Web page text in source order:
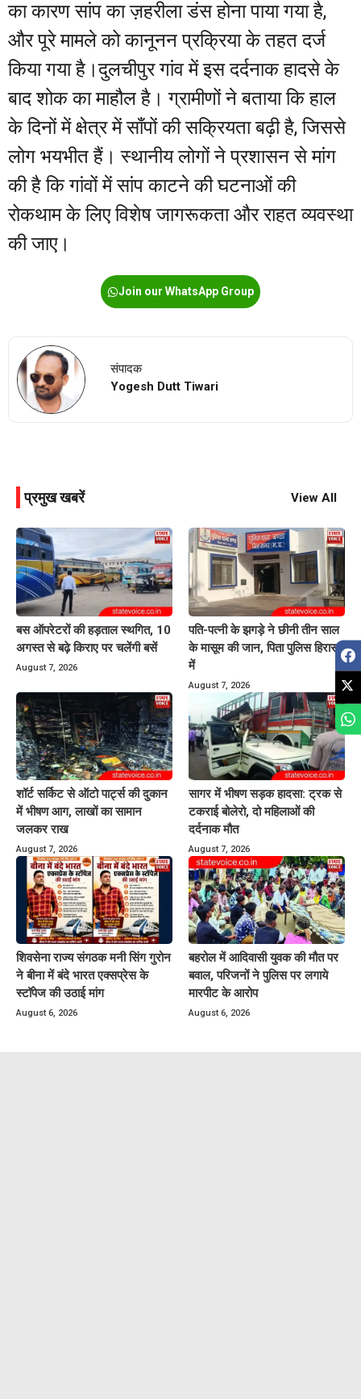
का कारण सांप का ज़हरीला डंस होना पाया गया है,
और पूरे मामले को कानूनन प्रक्रिया के तहत दर्ज
किया गया है।दुलचीपुर गांव में इस दर्दनाक हादसे के
बाद शोक का माहौल है। ग्रामीणों ने बताया कि हाल
के दिनों में क्षेत्र में साँपों की सक्रियता बढ़ी है, जिससे
लोग भयभीत हैं। स्थानीय लोगों ने प्रशासन से मांग
की है कि गांवों में सांप काटने की घटनाओं की
रोकथाम के लिए विशेष जागरूकता और राहत व्यवस्था
की जाए।
Join our WhatsApp Group
संपादक
Yogesh Dutt Tiwari
प्रमुख खबरें View All
बस ऑपरेटरों की हड़ताल स्थगित, 10
अगस्त से बढ़े किराए पर चलेंगी बसें
August 7, 2026
पति-पत्नी के झगड़े ने छीनी तीन साल
के मासूम की जान, पिता पुलिस हिरासत
में
August 7, 2026
शॉर्ट सर्किट से ऑटो पार्ट्स की दुकान
में भीषण आग, लाखों का सामान
जलकर राख
August 7, 2026
सागर में भीषण सड़क हादसा: ट्रक से
टकराई बोलेरो, दो महिलाओं की
दर्दनाक मौत
August 7, 2026
शिवसेना राज्य संगठक मनी सिंग गुरोन
ने बीना में बंदे भारत एक्सप्रेस के
स्टॉपेज की उठाई मांग
August 6, 2026
बहरोल में आदिवासी युवक की मौत पर
बवाल, परिजनों ने पुलिस पर लगाये
मारपीट के आरोप
August 6, 2026